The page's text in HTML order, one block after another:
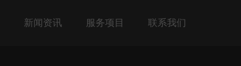
新闻资讯 服务项目 联系我们